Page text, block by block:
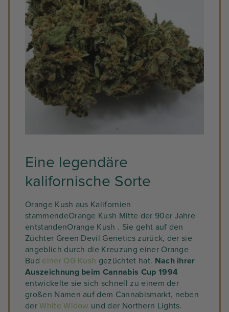
Eine legendäre
kalifornische Sorte
Orange Kush aus Kalifornien
stammendeOrange Kush Mitte der 90er Jahre
entstandenOrange Kush . Sie geht auf den
Züchter Green Devil Genetics zurück, der sie
angeblich durch die Kreuzung einer Orange
Bud einer OG Kush gezüchtet hat. Nach ihrer
Auszeichnung beim Cannabis Cup 1994
entwickelte sie sich schnell zu einem der
großen Namen auf dem Cannabismarkt, neben
derWhite Widow und der Northern Lights.